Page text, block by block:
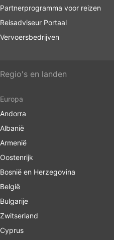
Partnerprogramma voor reizen
Reisadviseur Portaal
Vervoersbedrijven
Regio's en landen
Europa
Andorra
Albanië
Armenië
Oostenrijk
Bosnië en Herzegovina
België
Bulgarije
Zwitserland
Cyprus